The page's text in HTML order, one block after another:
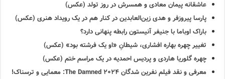
عاشقانه پیمان معادی و همسرش در روز تولد (عکس)
پارسا پیروزفر و هدی زین‌العابدین در کنار هم در یک رویداد هنری (عکس)
باراک اوباما با جنیفر آنیستون رابطه پنهانی دارد؟
تغییر چهره بهاره افشاری، شیطانِ «او یک فرشته بود» (عکس)
چهره گلوریا هاردی و پردیس احمدیه در یک مراسم ختم (عکس)
معرفی و نقد فیلم نفرین شدگان ۲۰۲۴ The Damned: معمایی و ترسناک!